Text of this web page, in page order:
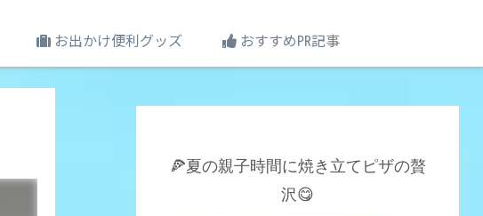
お出かけ便利グッズ おすすめ㏚記事
🍕夏の親子時間に焼き立てピザの贅
沢😋